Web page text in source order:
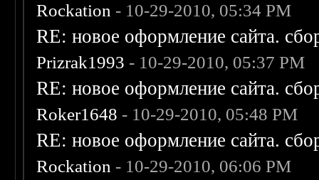
Rockation - 10-29-2010, 05:34 PM
RE: новое оформление сайта.
Prizrak1993 - 10-29-2010, 05:37 PM
RE: новое оформление сайта.
Roker1648 - 10-29-2010, 05:48 PM
RE: новое оформление сайта.
Rockation - 10-29-2010, 06:06 PM